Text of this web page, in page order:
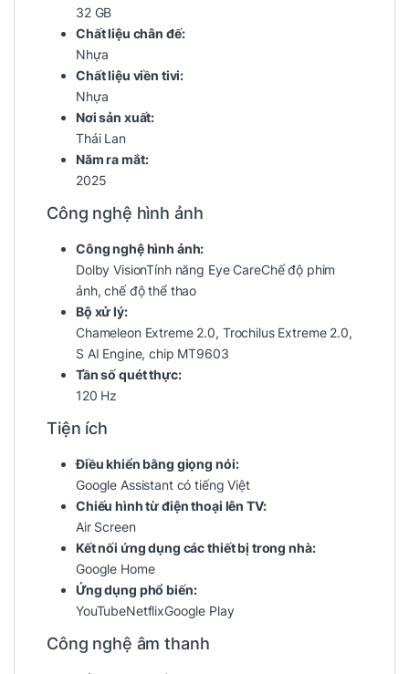
32 GB
Chất liệu chân đế:
Nhựa
Chất liệu viền tivi:
Nhựa
Nơi sản xuất:
Thái Lan
Năm ra mắt:
2025
Công nghệ hình ảnh
Công nghệ hình ảnh:
Dolby VisionTính năng Eye CareChế độ phim
ảnh, chế độ thể thao
Bộ xử lý:
Chameleon Extreme 2.0, Trochilus Extreme 2.0,
S AI Engine, chip MT9603
Tần số quét thực:
120 Hz
Tiện ích
Điều khiển bằng giọng nói:
Google Assistant có tiếng Việt
Chiếu hình từ điện thoại lên TV:
Air Screen
Kết nối ứng dụng các thiết bị trong nhà:
Google Home
Ứng dụng phổ biến:
YouTubeNetflixGoogle Play
Công nghệ âm thanh